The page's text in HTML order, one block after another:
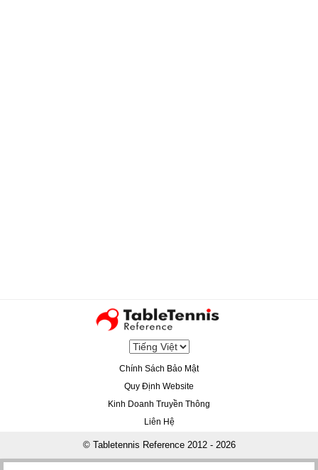
Chính Sách Bảo Mật
Quy Định Website
Kinh Doanh Truyền Thông
Liên Hệ
© Tabletennis Reference 2012 - 2026